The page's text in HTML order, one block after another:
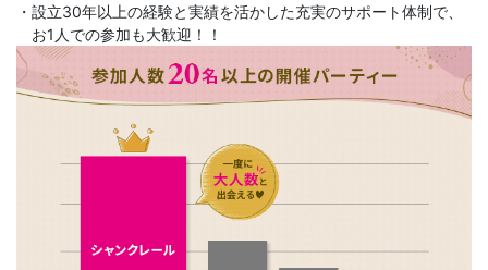
・設立30年以上の経験と実績を活かした充実のサポート体制で、
お1人での参加も大歓迎！！